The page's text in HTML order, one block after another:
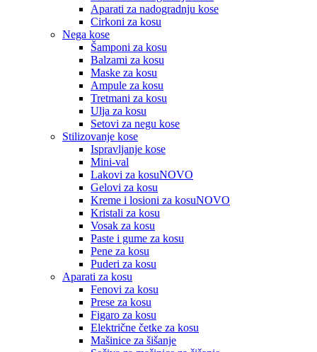
Aparati za nadogradnju kose
Cirkoni za kosu
Nega kose
Šamponi za kosu
Balzami za kosu
Maske za kosu
Ampule za kosu
Tretmani za kosu
Ulja za kosu
Setovi za negu kose
Stilizovanje kose
Ispravljanje kose
Mini-val
Lakovi za kosuNOVO
Gelovi za kosu
Kreme i losioni za kosuNOVO
Kristali za kosu
Vosak za kosu
Paste i gume za kosu
Pene za kosu
Puderi za kosu
Aparati za kosu
Fenovi za kosu
Prese za kosu
Figaro za kosu
Električne četke za kosu
Mašinice za šišanje